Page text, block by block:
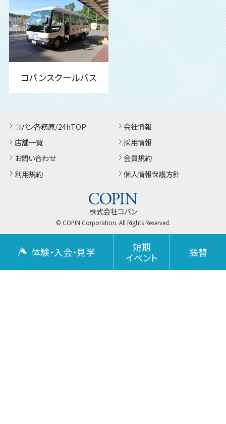
コパンスクールバス
コパン各務原/24hTOP
店舗一覧
お問い合わせ
利用規約
会社情報
採用情報
会員規約
個人情報保護方針
株式会社コパン
© COPIN Corporation. All Rights Reserved.
体験・入会・見学
短期
イベント
振替